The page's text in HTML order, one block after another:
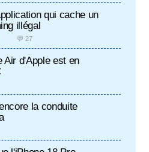
qui cache un
illégal
💬 27
Air d'Apple est en
la conduite